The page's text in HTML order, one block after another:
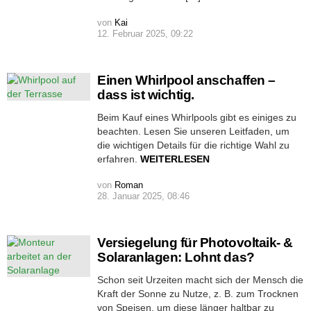
von Kai
12. Februar 2025, 09:22
Einen Whirlpool anschaffen –
dass ist wichtig.
Beim Kauf eines Whirlpools gibt es einiges zu
beachten. Lesen Sie unseren Leitfaden, um
die wichtigen Details für die richtige Wahl zu
erfahren. WEITERLESEN
von Roman
28. Januar 2025, 08:46
Versiegelung für Photovoltaik- &
Solaranlagen: Lohnt das?
Schon seit Urzeiten macht sich der Mensch die
Kraft der Sonne zu Nutze, z. B. zum Trocknen
von Speisen, um diese länger haltbar zu